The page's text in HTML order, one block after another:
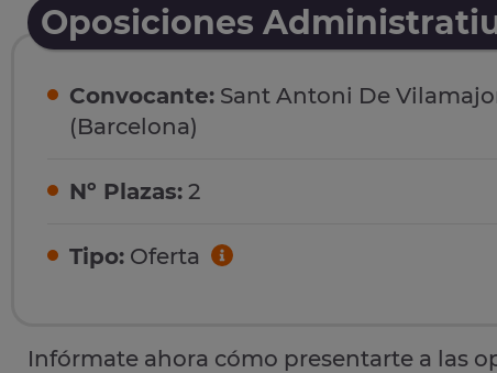
Oposiciones
Convocante: Sant Antoni De
(Barcelona)
Nº Plazas: 2
Tipo: Oferta
Infórmate ahora cómo presentarte a las